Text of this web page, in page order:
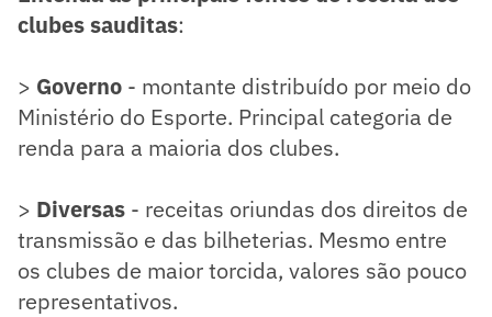
clubes sauditas:
> Governo - montante distribuído por meio do
Ministério do Esporte. Principal categoria de
renda para a maioria dos clubes.
> Diversas - receitas oriundas dos direitos de
transmissão e das bilheterias. Mesmo entre
os clubes de maior torcida, valores são pouco
representativos.